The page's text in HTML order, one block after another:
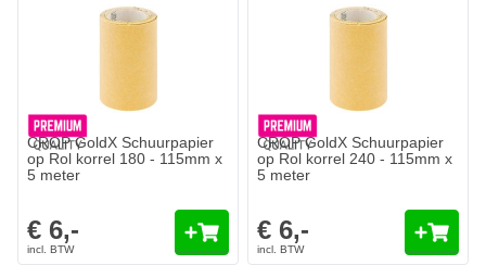
CROP GoldX Schuurpapier
op Rol korrel 180 - 115mm x
5 meter
€ 6,-
CROP GoldX Schuurpapier
op Rol korrel 240 - 115mm x
5 meter
€ 6,-